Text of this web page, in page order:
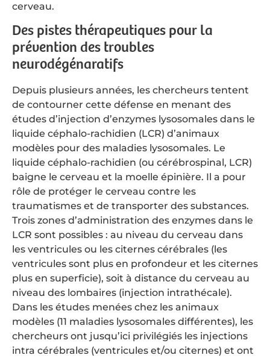
cerveau.
Des pistes thérapeutiques pour la
prévention des troubles
neurodégénaratifs
Depuis plusieurs années, les chercheurs tentent
de contourner cette défense en menant des
études d’injection d’enzymes lysosomales dans le
liquide céphalo-rachidien (LCR) d’animaux
modèles pour des maladies lysosomales. Le
liquide céphalo-rachidien (ou cérébrospinal, LCR)
baigne le cerveau et la moelle épinière. Il a pour
rôle de protéger le cerveau contre les
traumatismes et de transporter des substances.
Trois zones d’administration des enzymes dans le
LCR sont possibles : au niveau du cerveau dans
les ventricules ou les citernes cérébrales (les
ventricules sont plus en profondeur et les citernes
plus en superficie), soit à distance du cerveau au
niveau des lombaires (injection intrathécale).
Dans les études menées chez les animaux
modèles (11 maladies lysosomales différentes), les
chercheurs ont jusqu’ici privilégiés les injections
intra cérébrales (ventricules et/ou citernes) et ont